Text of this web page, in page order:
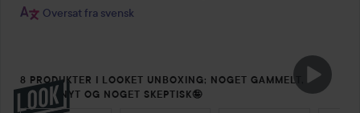
Oversat fra svensk
8 PRODUKTER I LOOKET UNBOXING; NOGET GAMMELT,
NOGET NYT OG NOGET SKEPTISK🤪